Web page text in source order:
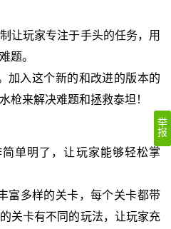
让玩家专注于手头的任务，用
题。
加入这个新的和改进的版本的
枪来解决难题和拯救泰坦！
单明了，让玩家能够轻松掌
富多样的关卡，每个关卡都带
关卡有不同的玩法，让玩家充
举
报